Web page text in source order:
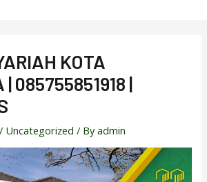
KOTA
| 085755851918 |
/ Uncategorized / Byadmin